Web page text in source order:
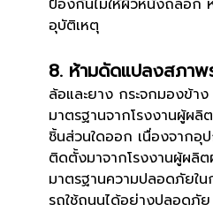
อุบัติเหตุ
8. ห้ามดัดแปลงสภาพ
ล้อและยาง กระจกมองข้า
มาตรฐานจากโรงงานผู้ผ
ชิ้นส่วนใดออก เนื่องจาก
ติดตั้งมาจากโรงงานผู้ผลิ
มาตรฐานความปลอดภัยใน
รถใช้ถนนได้อย่างปลอดภัย